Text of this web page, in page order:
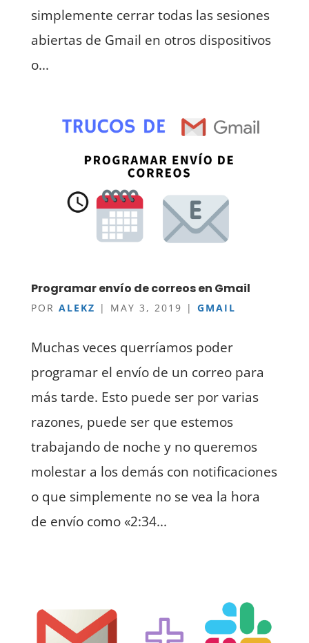
simplemente cerrar todas las sesiones
abiertas de Gmail en otros dispositivos
o...
Programar envío de correos en Gmail
POR ALEKZ | MAY 3, 2019 | GMAIL
Muchas veces querríamos poder
programar el envío de un correo para
más tarde. Esto puede ser por varias
razones, puede ser que estemos
trabajando de noche y no queremos
molestar a los demás con notificaciones
o que simplemente no se vea la hora
de envío como «2:34...